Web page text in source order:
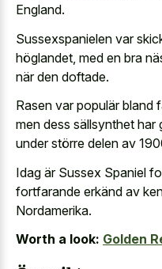
England.
Sussexspanielen var
höglandet, med en bra
när den doftade.
Rasen var populär bland
men dess sällsynthet
under större delen av
Idag är Sussex Spaniel
fortfarande erkänd av
Nordamerika.
Worth a look: Golden